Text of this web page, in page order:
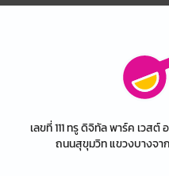
เลขที่ 111 ทรู ดิจิทัล พาร์ค เวส
ถนนสุขุมวิท แขวงบางจา